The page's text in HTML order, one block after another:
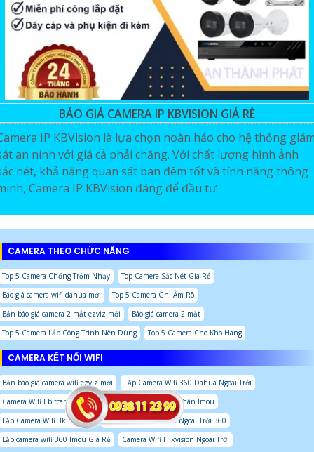
BÁO GIÁ CAMERA IP KBVISION GIÁ RÈ
IP KBVision là lựa chọn hoàn hảo cho hệ thống
an ninh với giá cả phải chăng. Với chất lượng hình ảnh
nét, khả năng quan sát ban đêm tốt và tính năng thông
Camera IP KBVision đáng để đầu tư
CAMERA THEO CHỨC NĂNG
Top 5 Camera Chống Trộm Nhạy
Top Camera Sắc Nét Giá Rẻ
Báo giá camera wifi dahua mới
Top 5 Camera Ghi Âm Rõ
Bản báo giá camera 2 mắt ezviz mới
Báo giá camera 2 mắt
Top 5 Camera Lắp Công Trình Nên Dùng
Top 5 Camera Cho Kho Hàng
CAMERA KẾT NỐI WIFI
Bản báo giá camera wifi ezviz mới
Lắp Camera Wifi 360 Dahua Ngoài Trời
Camera Wifi Ebitcam Xoay 360 Độ
Lắp Camera Wifi Thân Imou
Lắp Camera Wifi 3k Sắc Nét
Camera Wifi Hikvision Ngoài Trời 360
Lắp camera wifi 360 Imou Giá Rẻ
Camera Wifi Hikvision Ngoài Trời